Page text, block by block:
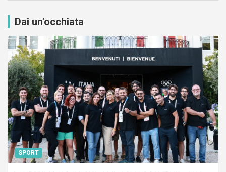
Dai un'occhiata
SPORT